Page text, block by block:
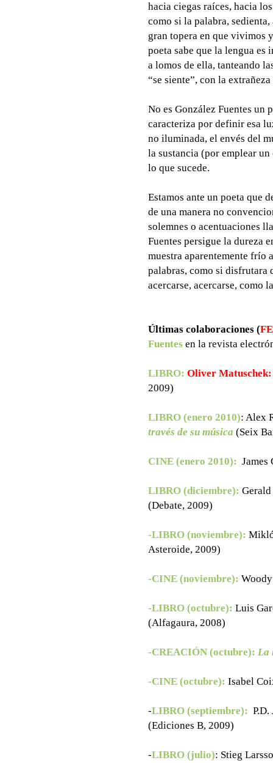
hacia ciegas raíces, hacia
como si la palabra,
gran topera en que vivimos
poeta sabe que la lengua
a lomos de ella, tanteando
“se siente”, con la
No es González Fuentes un
caracteriza por definir esa
no iluminada, el envés del
la sustancia (por emplear
lo que sucede.
Estamos ante un poeta que
de una manera no
solemnes o acentuaciones
Fuentes persigue la dureza
muestra aparentemente frío
palabras, como si disfrutara
acercarse, acercarse, como
Últimas colaboraciones (
Fuentes en la revista
LIBRO: Oliver Matuschek:
2009)
LIBRO (enero 2010): Alex
través de su música (Seix
CINE (enero 2010): James
LIBRO (diciembre):
(Debate, 2009)
-LIBRO (noviembre):
Asteroide, 2009)
-CINE (noviembre):
-LIBRO (octubre): Luis
(Alfagaura, 2008)
-CREACIÓN (octubre): La
-CINE (octubre): Isabel
-LIBRO (septiembre):
(Ediciones B, 2009)
-LIBRO (julio): Stieg